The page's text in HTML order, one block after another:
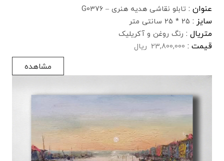
عنوان : تابلو نقاشی هدیه هنری – G0376
سایز : 25 * 25 سانتی متر
متریال : رنگ روغن و آکریلیک
قیمت : 23,800,000 ریال
مشاهده